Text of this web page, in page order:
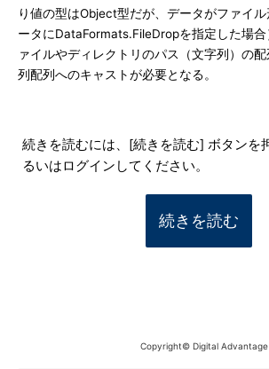
り値の型はObject型だが、データがファイ
ータにDataFormats.FileDropを指定した場
ァイルやディレクトリのパス（文字列）の
列配列へのキャストが必要となる。
続きを読むには、[続きを読む] ボタンを
るいはログインしてください。
続きを読む
Copyright© Digital Advantage